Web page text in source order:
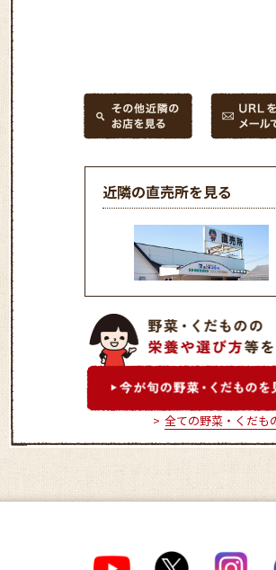
近隣の直売所を見る
皆野農産物直売所
全ての野菜・くだも